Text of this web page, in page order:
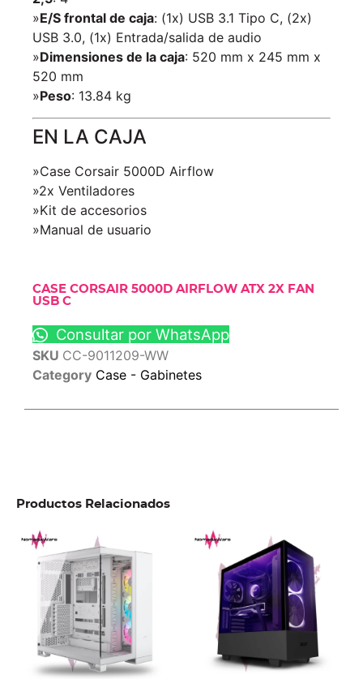
»E/S frontal de caja: (1x) USB 3.1 Tipo C, (2x)
USB 3.0, (1x) Entrada/salida de audio
»Dimensiones de la caja: 520 mm x 245 mm x
520 mm
»Peso: 13.84 kg
EN LA CAJA
»Case Corsair 5000D Airflow
»2x Ventiladores
»Kit de accesorios
»Manual de usuario
CASE CORSAIR 5000D AIRFLOW ATX 2X FAN
USB C
Consultar por WhatsApp
SKU CC-9011209-WW
Category Case - Gabinetes
Productos Relacionados